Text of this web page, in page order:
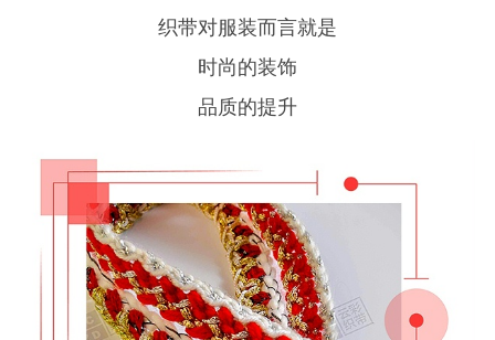
织带对服装而言就是
时尚的装饰
品质的提升